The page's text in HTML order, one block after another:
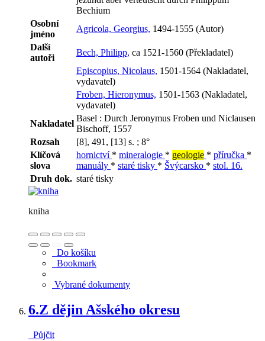
Bechium
Osobní
jméno
Agricola, Georgius, 1494-1555 (Autor)
Další
autoři
Bech, Philipp, ca 1521-1560 (Překladatel)
Episcopius, Nicolaus, 1501-1564 (Nakladatel,
vydavatel)
Froben, Hieronymus, 1501-1563 (Nakladatel,
vydavatel)
Nakladatel
Basel : Durch Jeronymus Froben und Niclausen
Bischoff, 1557
Rozsah
[8], 491, [13] s. ; 8°
Klíčová
slova
hornictví * mineralogie * geologie * příručka *
manuály * staré tisky * Švýcarsko * stol. 16.
Druh dok. staré tisky
kniha
Do košíku
Bookmark
Vybrané dokumenty
6.Z dějin Ašského okresu
Půjčit